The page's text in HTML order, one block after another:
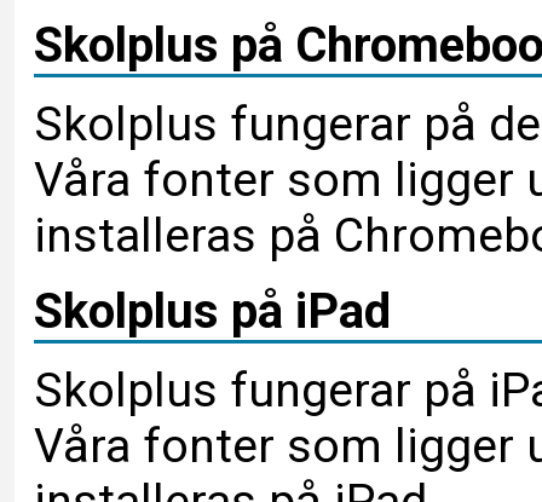
Skolplus på
Skolplus fungerar på
Våra fonter som ligger
installeras på
Skolplus på iPad
Skolplus fungerar på
Våra fonter som ligger